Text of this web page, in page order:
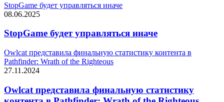
StopGame будет управляться иначе
08.06.2025
StopGame будет управляться иначе
Owlcat представила финальную статистику контента в
Pathfinder: Wrath of the Righteous
27.11.2024
Owlcat представила финальную статистику